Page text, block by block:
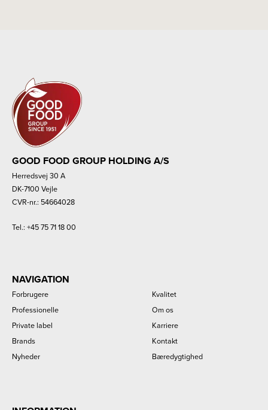
GOOD FOOD GROUP HOLDING A/S
Herredsvej 30 A
DK-7100 Vejle
CVR-nr.: 54664028
Tel.: +45 75 71 18 00
NAVIGATION
Forbrugere
Professionelle
Private label
Brands
Nyheder
Kvalitet
Om os
Karriere
Kontakt
Bæredygtighed